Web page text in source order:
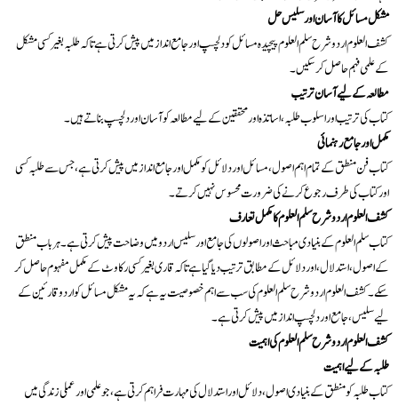
مشکل مسائل کا آسان اور سلیس حل
کشف العلوم اردو شرح سلم العلوم پیچیدہ مسائل کو دلچسپ اور جامع انداز میں پیش کرتی ہے تاکہ طلبہ بغیر کسی مشکل
کے علمی فہم حاصل کر سکیں۔
مطالعہ کے لیے آسان ترتیب
کتاب کی ترتیب اور اسلوب طلبہ، اساتذہ اور محققین کے لیے مطالعہ کو آسان اور دلچسپ بناتے ہیں۔
مکمل اور جامع رہنمائی
کتاب فن منطق کے تمام اہم اصول، مسائل اور دلائل کو مکمل اور جامع انداز میں پیش کرتی ہے، جس سے طلبہ کسی
اور کتاب کی طرف رجوع کرنے کی ضرورت محسوس نہیں کرتے۔
کشف العلوم اردو شرح سلم العلوم کا مکمل تعارف
کتاب سلم العلوم کے بنیادی مباحث اور اصولوں کی جامع اور سلیس اردو میں وضاحت پیش کرتی ہے۔ ہر باب منطق
کے اصول، استدلال، اور دلائل کے مطابق ترتیب دیا گیا ہے تاکہ قاری بغیر کسی رکاوٹ کے مکمل مفہوم حاصل کر
سکے۔ کشف العلوم اردو شرح سلم العلوم کی سب سے اہم خصوصیت یہ ہے کہ یہ مشکل مسائل کو اردو قارئین کے
لیے سلیس، جامع اور دلچسپ انداز میں پیش کرتی ہے۔
کشف العلوم اردو شرح سلم العلوم کی اہمیت
طلبہ کے لیے اہمیت
کتاب طلبہ کو منطق کے بنیادی اصول، دلائل اور استدلال کی مہارت فراہم کرتی ہے، جو علمی اور عملی زندگی میں